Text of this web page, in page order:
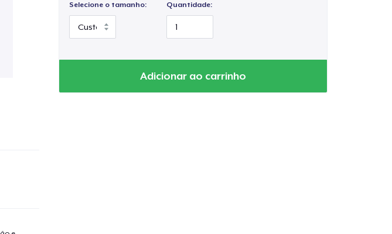
Selecione o tamanho: Quantidade:
Adicionar ao carrinho